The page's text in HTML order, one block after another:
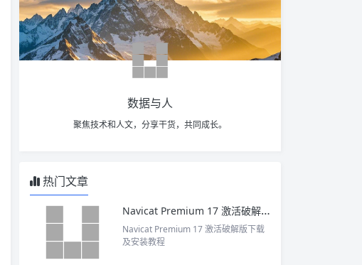
数据与人
聚焦技术和人文，分享干货，共同成长。
热门文章
Navicat Premium 17 激活破解版下载及安装教程
Navicat Premium 17 激活破解版下载
及安装教程